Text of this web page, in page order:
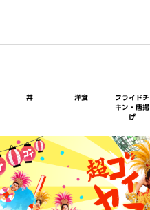
丼 洋食
フライドチ
キン・唐揚
げ